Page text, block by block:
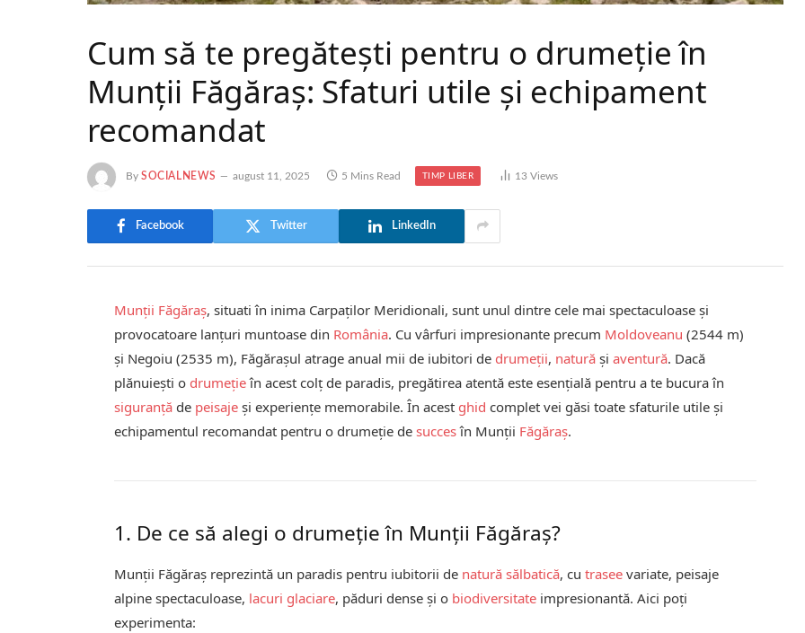
Cum să te pregătești pentru o drumeție în
Munții Făgăraș: Sfaturi utile și echipament
recomandat
By SOCIALNEWS august 11, 2025 5 Mins Read TIMP LIBER 13 Views
Facebook Twitter LinkedIn
Munții Făgăraș, situati în inima Carpaților Meridionali, sunt unul dintre cele mai spectaculoase și
provocatoare lanțuri muntoase din România. Cu vârfuri impresionante precum Moldoveanu (2544 m)
și Negoiu (2535 m), Făgărașul atrage anual mii de iubitori de drumeții, natură șiaventură. Dacă
plănuiești o drumețieîn acest colț de paradis, pregătirea atentă este esențială pentru a te bucura în
siguranță de peisaje și experiențe memorabile. În acest ghid complet vei găsi toate sfaturile utile și
echipamentul recomandat pentru o drumeție desuccesîn Munții Făgăraș.
1. De ce să alegi o drumeție în Munții Făgăraș?
Munții Făgăraș reprezintă un paradis pentru iubitorii de natură sălbatică, cutrasee variate, peisaje
alpine spectaculoase, lacuri glaciare, păduri dense și o biodiversitate impresionantă. Aici poți
experimenta: